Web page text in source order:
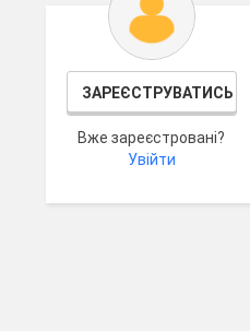
ЗАРЕЄСТРУВАТИСЬ
Вже зареєстровані?
Увійти